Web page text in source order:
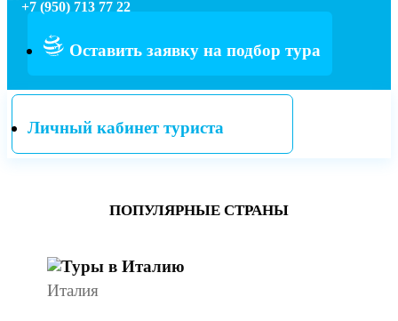
+7 (950) 713 77 22
Оставить заявку на подбор тура
Личный кабинет туриста
ПОПУЛЯРНЫЕ СТРАНЫ
Италия